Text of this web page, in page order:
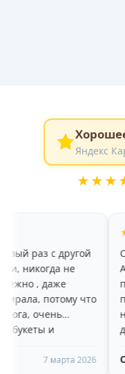
Яндекс
что
Самый
Аксае!
приветливы и
посоветуют
на любой
девушка и
молодой,
Сергей